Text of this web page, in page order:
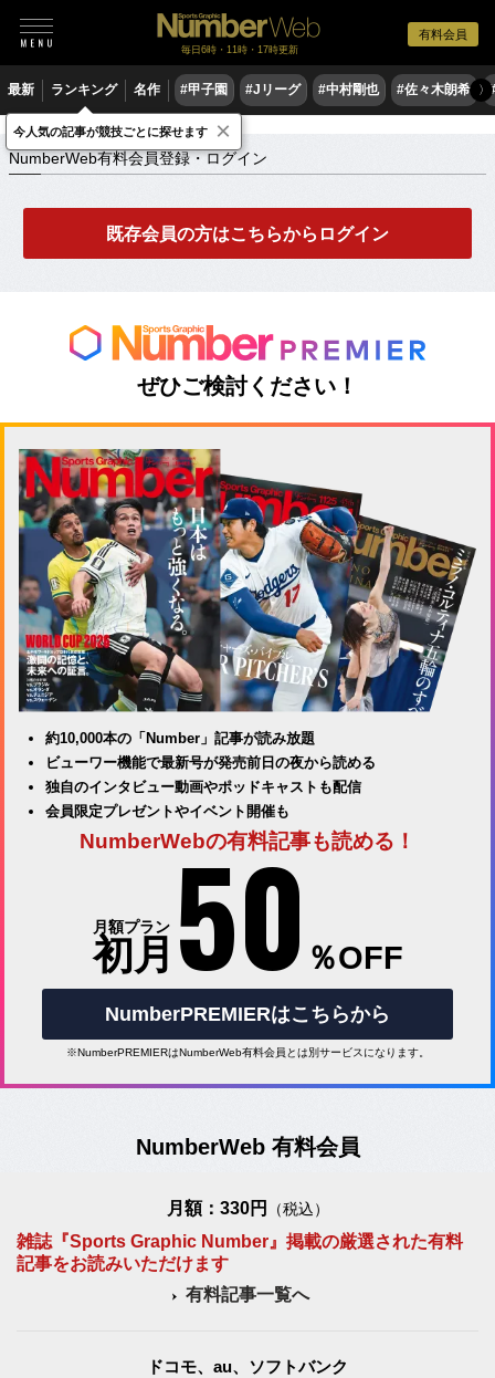
有料会員
毎日6時・11時・17時更新
最新 ランキング 名作 #甲子園 #Jリーグ #中村剛也 #佐々木朗希 〉
NumberWeb有料会員登録・ログイン
NumberWeb有料会員登録・ログイン
既存会員の方はこちらからログイン
ぜひご検討ください！
約10,000本の「Number」記事が読み放題
ビューワー機能で最新号が発売前日の夜から読める
独自のインタビュー動画やポッドキャストも配信
会員限定プレゼントやイベント開催も
NumberWebの有料記事も読める！
月額プラン
初月 50 ％OFF
NumberPREMIERはこちらから
※NumberPREMIERはNumberWeb有料会員とは別サービスになります。
NumberWeb 有料会員
月額：330円 （税込）
雑誌『Sports Graphic Number』掲載の厳選された有料
記事をお読みいただけます
有料記事一覧へ
ドコモ、au、ソフトバンク
今人気の記事が競技ごとに探せます ×